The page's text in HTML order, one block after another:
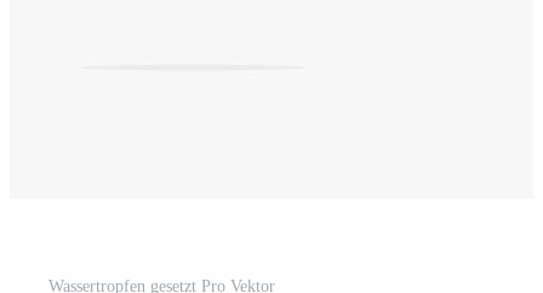
Wassertropfen gesetzt Pro Vektor